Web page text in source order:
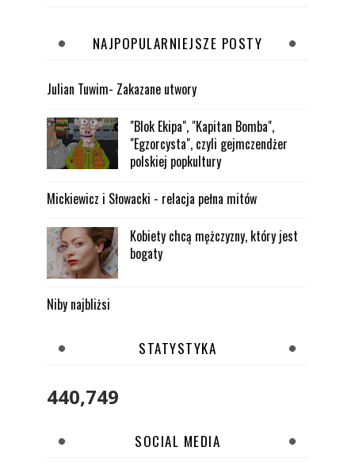
NAJPOPULARNIEJSZE POSTY
Julian Tuwim- Zakazane utwory
"Blok Ekipa", "Kapitan Bomba",
"Egzorcysta", czyli gejmczendżer
polskiej popkultury
Mickiewicz i Słowacki - relacja pełna mitów
Kobiety chcą mężczyzny, który jest
bogaty
Niby najbliżsi
STATYSTYKA
440,749
SOCIAL MEDIA